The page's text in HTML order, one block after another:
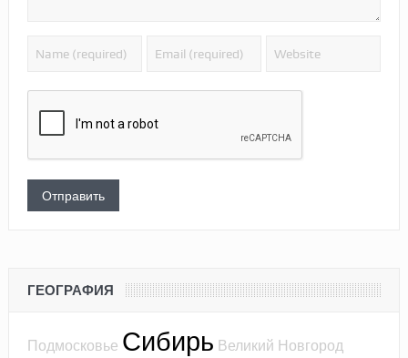
ГЕОГРАФИЯ
Подмосковье Сибирь Великий Новгород